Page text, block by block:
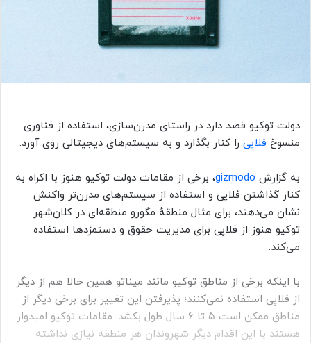
دولت توکیو قصد دارد در راستای مدرن‌سازی، استفاده از فناوری
منسوخ فلاپی را کنار بگذارد و به سیستم‌های دیجیتالی روی آورد.
به گزارش gizmodo، برخی از مقامات دولت توکیو هنوز با اکراه به
کنار گذاشتن فلاپی و استفاده از سیستم‌های مدرن‌تر واکنش
نشان می‌دهند، برای مثال منطقهٔ مگورو منطقه‌ای در کلان‌شهر
توکیو هنوز از فلاپی برای مدیریت حقوق و دستمزدها استفاده
می‌کند.
با اینکه برخی از مناطق توکیو مانند میناتو همین حالا هم از دیگر
از فلاپی استفاده نمی‌کنند؛ پذیرفتن این تغییر برای برخی دیگر از
مناطق ممکن است ۵ تا ۶ سال طول بکشد. مقامات توکیو امیدوار
هستند با این اقدام دیگر شهروندان هر منطقه نیازی نداشته